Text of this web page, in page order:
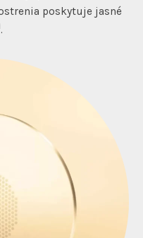
poskytuje jasné
.